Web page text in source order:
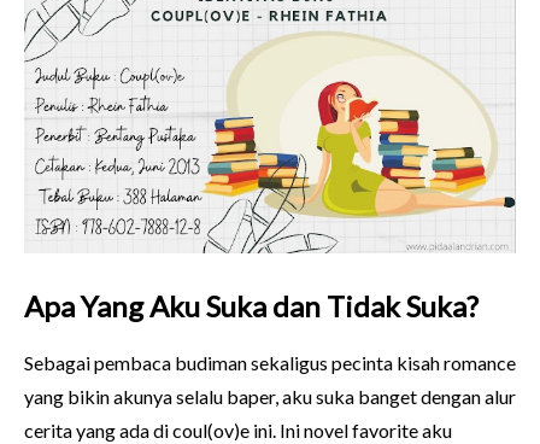
Apa Yang Aku Suka dan Tidak Suka?
Sebagai pembaca budiman sekaligus pecinta kisah romance
yang bikin akunya selalu baper, aku suka banget dengan alur
cerita yang ada di coul(ov)e ini. Ini novel favorite aku